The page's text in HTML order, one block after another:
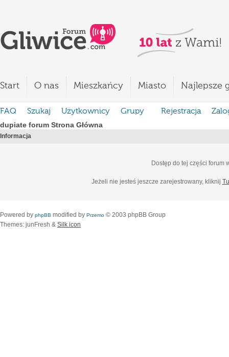
Start O nas Mieszkańcy Miasto Najlepsze
FAQ Szukaj Użytkownicy Grupy Rejestracja
dupiate forum Strona Główna
Informacja
Dostęp do tej części forum
Jeżeli nie jesteś jeszcze zarejestrowany, kliknij
Powered by phpBB modified by Przemo © 2003 phpBB Group
Themes: junFresh & Silk icon